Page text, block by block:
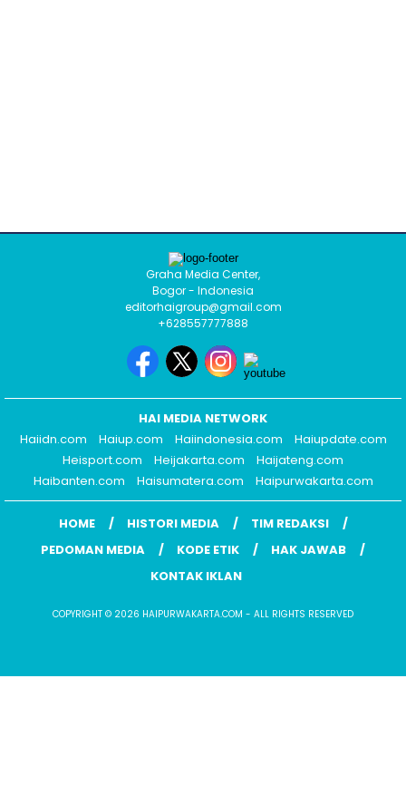
Graha Media Center,
Bogor - Indonesia
editorhaigroup@gmail.com
+628557777888
HAI MEDIA NETWORK
Haiidn.com
Haiup.com Haiindonesia.com
Haiupdate.com
Heisport.com
Heijakarta.com
Haijateng.com
Haibanten.com
Haisumatera.com Haipurwakarta.com
HOME HISTORI MEDIA
TIM REDAKSI
PEDOMAN MEDIA
KODE ETIK
HAK JAWAB
KONTAK IKLAN
COPYRIGHT © 2026 HAIPURWAKARTA.COM - ALL RIGHTS RESERVED